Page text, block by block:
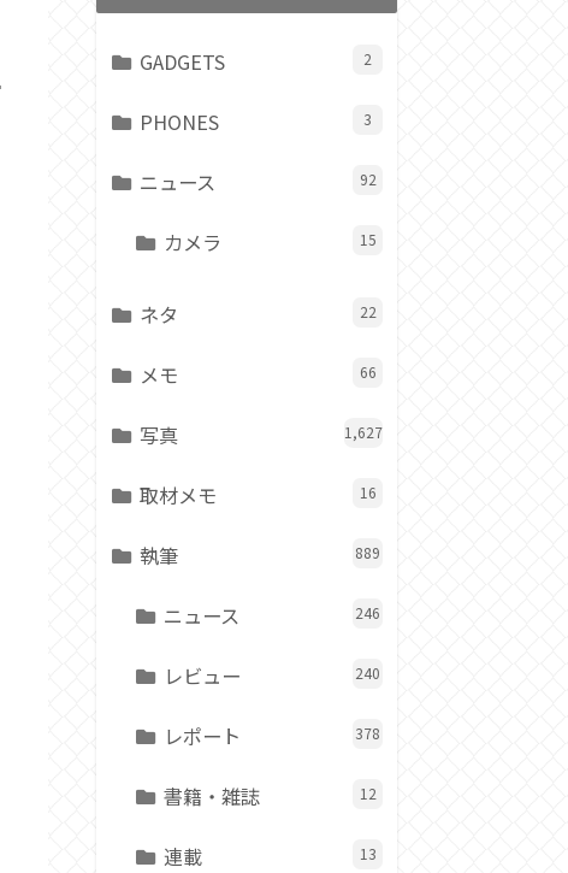
GADGETS 2
PHONES 3
ニュース 92
カメラ 15
ネタ 22
メモ 66
写真 1,627
取材メモ 16
執筆 889
ニュース 246
レビュー 240
レポート 378
書籍・雑誌 12
連載 13